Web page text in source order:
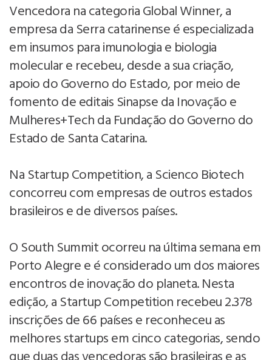
Vencedora na categoria Global Winner, a
empresa da Serra catarinense é especializada
em insumos para imunologia e biologia
molecular e recebeu, desde a sua criação,
apoio do Governo do Estado, por meio de
fomento de editais Sinapse da Inovação e
Mulheres+Tech da Fundação do Governo do
Estado de Santa Catarina.
Na Startup Competition, a Scienco Biotech
concorreu com empresas de outros estados
brasileiros e de diversos países.
O South Summit ocorreu na última semana em
Porto Alegre e é considerado um dos maiores
encontros de inovação do planeta. Nesta
edição, a Startup Competition recebeu 2.378
inscrições de 66 países e reconheceu as
melhores startups em cinco categorias, sendo